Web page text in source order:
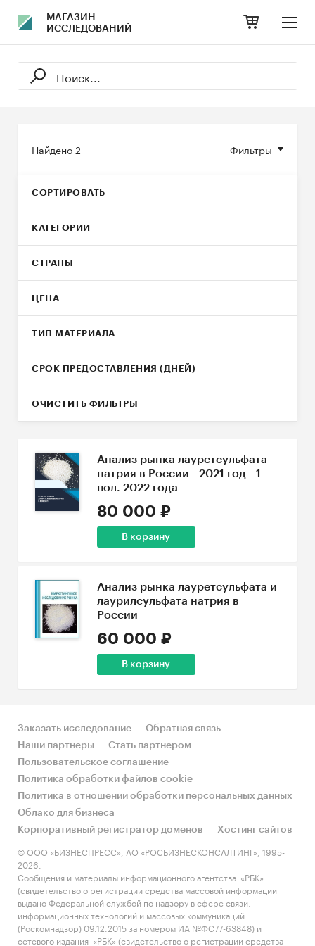
МАГАЗИН
ИССЛЕДОВАНИЙ
Фильтры
Найдено2
СОРТИРОВАТЬ
КАТЕГОРИИ
СТРАНЫ
ЦЕНА
ТИП МАТЕРИАЛА
СРОК ПРЕДОСТАВЛЕНИЯ (ДНЕЙ)
ОЧИСТИТЬ ФИЛЬТРЫ
Анализ рынка лауретсульфата
натрия в России - 2021 год - 1
пол. 2022 года
80 000 ₽
В корзину
Анализ рынка лауретсульфата и
лаурилсульфата натрия в
России
60 000 ₽
В корзину
Заказать исследование
Обратная связь
Наши партнеры
Стать партнером
Пользовательское соглашение
Политика обработки файлов cookie
Политика в отношении обработки персональных данных
Облако для бизнеса
Корпоративный регистратор доменов
Хостинг сайтов
© ООО «БИЗНЕСПРЕСС», АО «РОСБИЗНЕСКОНСАЛТИНГ», 1995-
2026.
Сообщения и материалы информационного агентства «РБК»
(свидетельство о регистрации средства массовой информации
выдано Федеральной службой по надзору в сфере связи,
информационных технологий и массовых коммуникаций
(Роскомнадзор) 09.12.2015 за номером ИА №ФС77-63848) и
сетевого издания «РБК» (свидетельство о регистрации средства